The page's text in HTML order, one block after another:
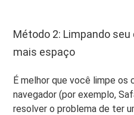
Método 2: Limpando
mais espaço
É melhor que você limpe os
navegador (por exemplo,
resolver o problema de ter